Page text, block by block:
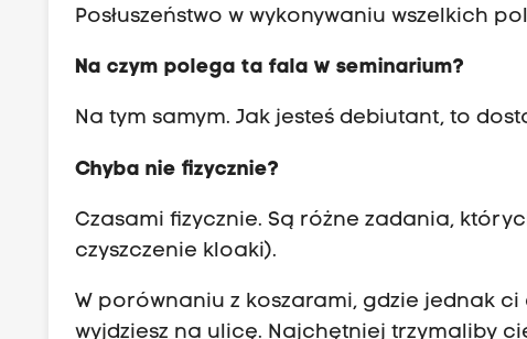
Posłuszeństwo w wykonywaniu wszelkich
Na czym polega ta fala w seminarium?
Na tym samym. Jak jesteś debiutant, to
Chyba nie fizycznie?
Czasami fizycznie. Są różne zadania,
czyszczenie kloaki).
W porównaniu z koszarami, gdzie jednak
wyjdziesz na ulicę. Najchętniej trzymaliby